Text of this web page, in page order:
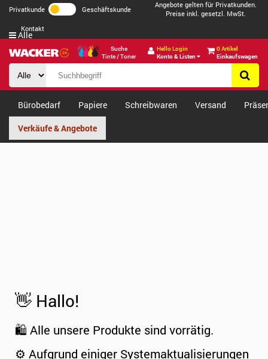
Privatkunde Geschäftskunde
Angebote gelten für Privatkunden.
Preise inkl. gesetzl. MwSt.
Kontakt
Suche
Tinte / Toner
Hello Login
Konto & Listen
0 Artikel
Einkaufswagen
Alle
Bürobedarf Papiere Schreibwaren Versand
Verkäufe & Angebote
👋 Hallo!
🛍️ Alle unsere Produkte sind vorrätig.
⚙️ Aufgrund einiger Systemaktualisierungen